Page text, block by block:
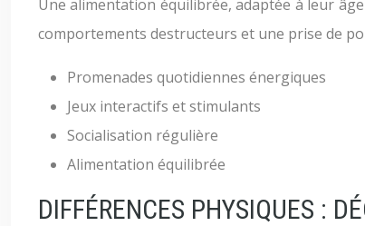
Une alimentation équilibrée, adaptée à leur
comportements destructeurs et une prise de
Promenades quotidiennes énergiques
Jeux interactifs et stimulants
Socialisation régulière
Alimentation équilibrée
DIFFÉRENCES PHYSIQUES :